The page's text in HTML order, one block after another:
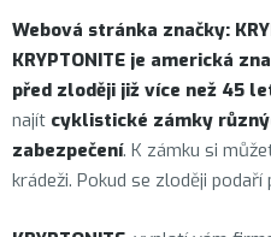
Předváděcí kola Qayron
Rámy Qayron
Doplňky a oblečení Qayron
Kontakt Servisní a výdejní
Webová stránka značky:
KRYPTONITE je americká
před zloději již více než 45
najít cyklistické zámky
zabezpečení. K zámku si
krádeži. Pokud se zloději podaří